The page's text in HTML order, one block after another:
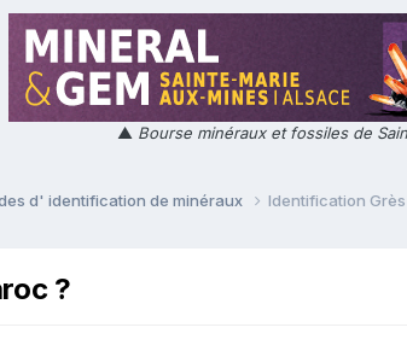
▲ Bourse minéraux et fossiles de
d' identification de minéraux Identification
?